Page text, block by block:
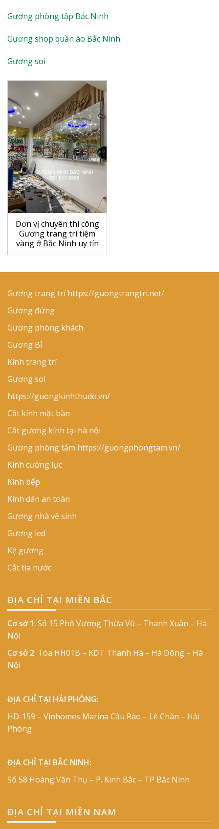
Gương phòng tập Bắc Ninh
Gương shop quần áo Bắc Ninh
Gương soi
Đơn vị chuyên thi công
Gương trang trí tiệm
vàng ở Bắc Ninh uy tín
Gương trang tríhttps://guongtrangtri.net/
Gương đứng
Gương phòng khách
Gương Bỉ
Kính trang trí
Gương soi
https://guongkinhthudo.vn/
Cắt kính mặt bàn
Cắt gương kính tại hà nội
Gương phòng tắm https://guongphongtam.vn/
Kính cường lực
Kính bếp
Kính dán an toàn
Gương nhà vệ sinh
Gương led
Kệ gương
Cắt tia nước
ĐỊA CHỈ TẠI MIỀN BẮC
Cơ sở 1: Số 15 Phố Vương Thừa Vũ – Thanh Xuân – Hà
Nội
Cơ sở 2: Tòa HH01B – KĐT Thanh Hà – Hà Đông – Hà
Nội
ĐỊA CHỈ TẠI HẢI PHÒNG:
HD-159 – Vinhomes Marina Cầu Rào – Lê Chân – Hải
Phòng
ĐỊA CHỈ TẠI BẮC NINH:
Số 58 Hoàng Văn Thụ – P. Kinh Bắc – TP Bắc Ninh
ĐỊA CHỈ TẠI MIỀN NAM